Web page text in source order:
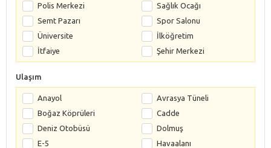
Polis Merkezi
Sağlık Ocağı
Semt Pazarı
Spor Salonu
Üniversite
İlköğretim
İtfaiye
Şehir Merkezi
Ulaşım
Anayol
Avrasya Tüneli
Boğaz Köprüleri
Cadde
Deniz Otobüsü
Dolmuş
E-5
Havaalanı